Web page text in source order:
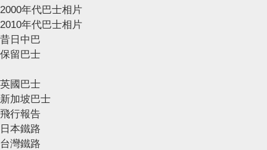
2000年代巴士相片
2010年代巴士相片
昔日中巴
保留巴士
英國巴士
新加坡巴士
飛行報告
日本鐵路
台灣鐵路